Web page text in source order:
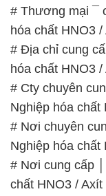
# Thương mại ¯
hóa chất HNO3
# Địa chỉ cung
hóa chất HNO3
# Cty chuyên
Nghiệp hóa chất
# Nơi chuyên
Nghiệp hóa chất
# Nơi cung cấp
chất HNO3 / Axít